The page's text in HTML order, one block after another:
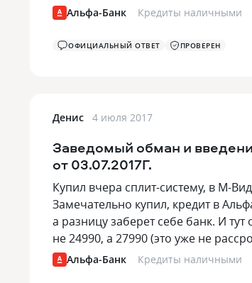
Альфа-Банк Кредиты наличными
ОФИЦИАЛЬНЫЙ ОТВЕТ ПРОВЕРЕН
Денис 4 июля 2017
Заведомый обман и
от 03.07.2017Г.
Купил вчера сплит-систему, в М-
Замечательно купил, кредит в
а разницу заберет себе банк. И
не 24990, а 27990 (это уже не
Альфа-Банк Кредиты наличными